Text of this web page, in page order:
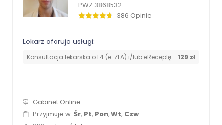
PWZ 3868532
386 Opinie
Lekarz oferuje usługi:
Konsultacja lekarska o L4 (e-ZLA) i/lub eReceptę - 129 zł
Gabinet Online
Przyjmuje w: Śr, Pt, Pon, Wt, Czw